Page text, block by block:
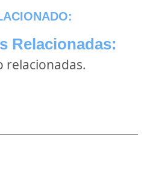
Relacionadas:
relacionadas.